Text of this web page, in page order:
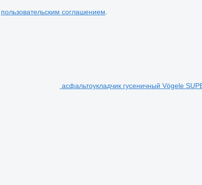
пользовательским соглашением
асфальтоукладчик гусеничный Vögele